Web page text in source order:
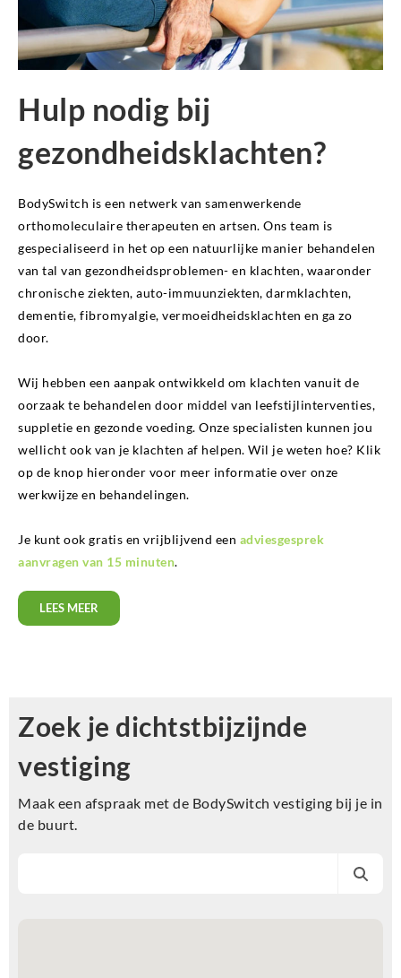
Hulp nodig bij
gezondheidsklachten?
BodySwitch is een netwerk van samenwerkende
orthomoleculaire therapeuten en artsen. Ons team is
gespecialiseerd in het op een natuurlijke manier behandelen
van tal van gezondheidsproblemen- en klachten, waaronder
chronische ziekten, auto-immuunziekten, darmklachten,
dementie, fibromyalgie, vermoeidheidsklachten en ga zo
door.
Wij hebben een aanpak ontwikkeld om klachten vanuit de
oorzaak te behandelen door middel van leefstijlinterventies,
suppletie en gezonde voeding. Onze specialisten kunnen jou
wellicht ook van je klachten af helpen. Wil je weten hoe? Klik
op de knop hieronder voor meer informatie over onze
werkwijze en behandelingen.
Je kunt ook gratis en vrijblijvend een adviesgesprek
aanvragen van 15 minuten.
LEES MEER
Zoek je dichtstbijzijnde
vestiging
Maak een afspraak met de BodySwitch vestiging bij je in
de buurt.